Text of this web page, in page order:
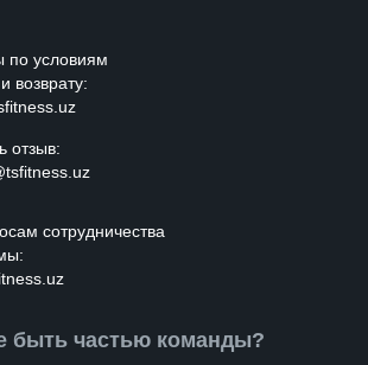
быть частью команды?
cотрудничества
по условиям
возврату:
отзыв: